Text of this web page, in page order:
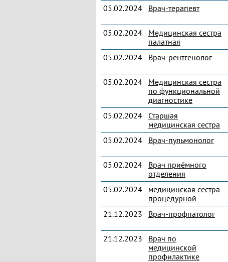
05.02.2024 Врач-терапевт
05.02.2024
Медицинская сестра
палатная
05.02.2024 Врач-рентгенолог
05.02.2024
Медицинская сестра
по функциональной
диагностике
05.02.2024
Старшая
медицинская сестра
05.02.2024 Врач-пульмонолог
05.02.2024
Врач приёмного
отделения
05.02.2024
медицинская сестра
процедурной
21.12.2023 Врач-профпатолог
21.12.2023
Врач по
медицинской
профилактике